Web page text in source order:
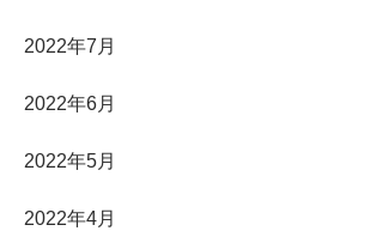
2022年7月
2022年6月
2022年5月
2022年4月